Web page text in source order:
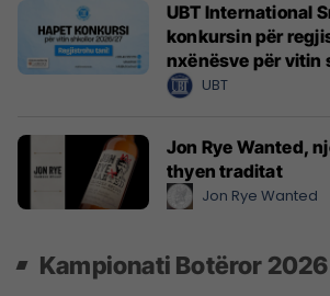
UBT International
konkursin për
nxënësve për vitin
2026/2027
UBT
Jon Rye Wanted,
thyen traditat
Jon Rye Wanted
Kampionati Botëror 2026